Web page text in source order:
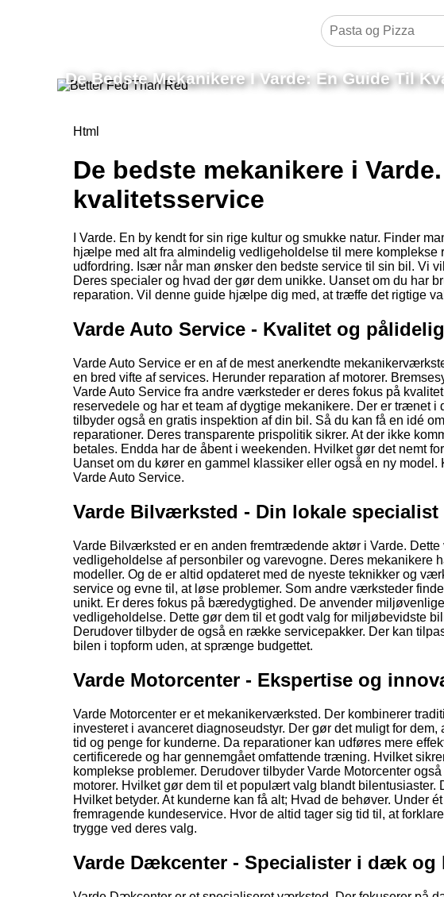
De Bedste Mekanikere I Varde: En Guide Til
Html
De bedste mekanikere i
kvalitetsservice
I Varde. En by kendt for sin rige kultur og smukke natur. Finder
hjælpe med alt fra almindelig vedligeholdelse til mere
udfordring. Især når man ønsker den bedste service til sin bil. Vi
Deres specialer og hvad der gør dem unikke. Uanset om du har
reparation. Vil denne guide hjælpe dig med, at træffe det rigtige
Varde Auto Service - Kvalitet og
Varde Auto Service er en af de mest anerkendte
en bred vifte af services. Herunder reparation af motorer.
Varde Auto Service fra andre værksteder er deres fokus på
reservedele og har et team af dygtige mekanikere. Der er trænet
tilbyder også en gratis inspektion af din bil. Så du kan få en idé
reparationer. Deres transparente prispolitik sikrer. At der ikke
betales. Endda har de åbent i weekenden. Hvilket gør det nemt
Uanset om du kører en gammel klassiker eller også en ny
Varde Auto Service.
Varde Bilværksted - Din lokale specialist
Varde Bilværksted er en anden fremtrædende aktør i Varde.
vedligeholdelse af personbiler og varevogne. Deres mekanikere
modeller. Og de er altid opdateret med de nyeste teknikker og
service og evne til, at løse problemer. Som andre værksteder
unikt. Er deres fokus på bæredygtighed. De anvender
vedligeholdelse. Dette gør dem til et godt valg for miljøbevidste
Derudover tilbyder de også en række servicepakker. Der kan
bilen i topform uden, at sprænge budgettet.
Varde Motorcenter - Ekspertise og
Varde Motorcenter er et mekanikerværksted. Der kombinerer
investeret i avanceret diagnoseudstyr. Der gør det muligt for
tid og penge for kunderne. Da reparationer kan udføres mere
certificerede og har gennemgået omfattende træning. Hvilket
komplekse problemer. Derudover tilbyder Varde Motorcenter
motorer. Hvilket gør dem til et populært valg blandt
Hvilket betyder. At kunderne kan få alt; Hvad de behøver. Under
fremragende kundeservice. Hvor de altid tager sig tid til, at
trygge ved deres valg.
Varde Dækcenter - Specialister i dæk